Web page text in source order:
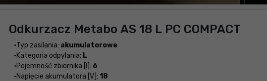
Odkurzacz Metabo AS 18 L PC COMPACT
Typ zasilania: akumulatorowe
Kategoria odpylania: L
Pojemność zbiornika [l]: 6
Napięcie akumulatora [V]: 18